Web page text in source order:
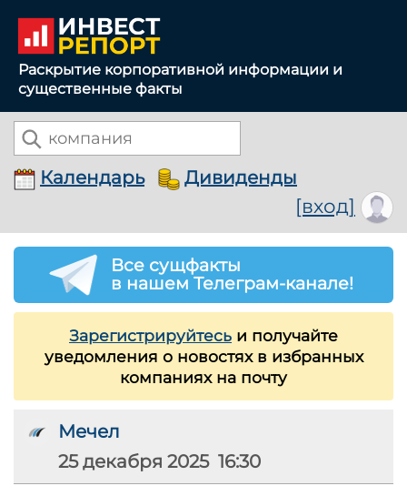
Раскрытие корпоративной информации и
существенные факты
Календарь Дивиденды
[вход]
Все сущфакты
в нашем Телеграм-канале!
Зарегистрируйтесь и получайте
уведомления о новостях в избранных
компаниях на почту
Мечел
25 декабря 2025 16:30